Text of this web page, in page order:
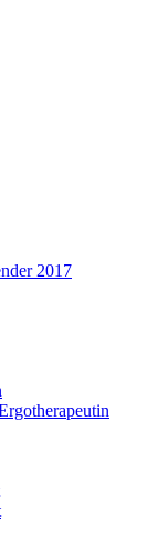
2017